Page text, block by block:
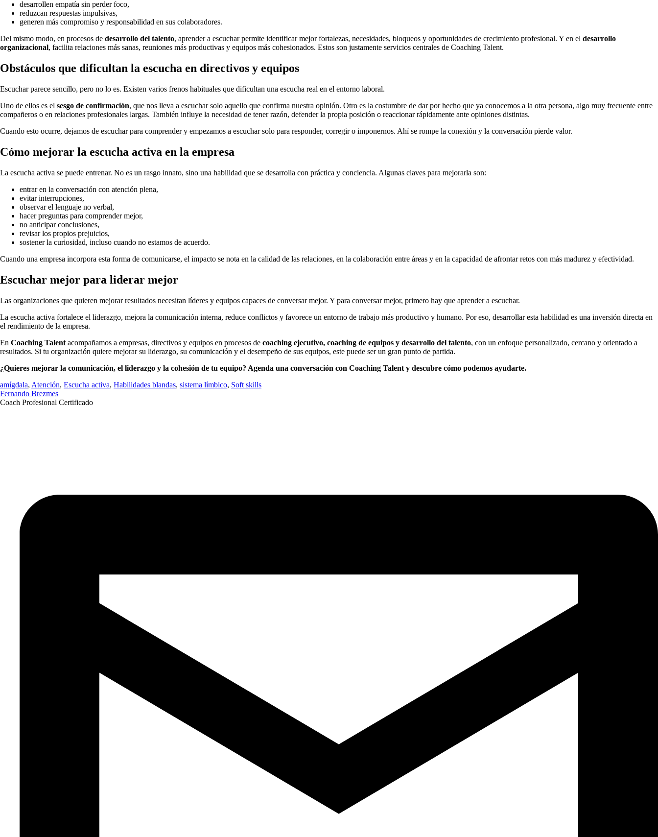
desarrollen empatía sin perder foco,
reduzcan respuestas impulsivas,
generen más compromiso y responsabilidad en sus colaboradores.
Del mismo modo, en procesos de desarrollo del talento, aprender a escuchar permite identificar mejor fortalezas, necesidades, bloqueos y oportunidades de crecimiento profesional. Y en el desarrollo
organizacional, facilita relaciones más sanas, reuniones más productivas y equipos más cohesionados. Estos son justamente servicios centrales de Coaching Talent.
Obstáculos que dificultan la escucha en directivos y equipos
Escuchar parece sencillo, pero no lo es. Existen varios frenos habituales que dificultan una escucha real en el entorno laboral.
Uno de ellos es el sesgo de confirmación, que nos lleva a escuchar solo aquello que confirma nuestra opinión. Otro es la costumbre de dar por hecho que ya conocemos a la otra persona, algo muy frecuente entre
compañeros o en relaciones profesionales largas. También influye la necesidad de tener razón, defender la propia posición o reaccionar rápidamente ante opiniones distintas.
Cuando esto ocurre, dejamos de escuchar para comprender y empezamos a escuchar solo para responder, corregir o imponernos. Ahí se rompe la conexión y la conversación pierde valor.
Cómo mejorar la escucha activa en la empresa
La escucha activa se puede entrenar. No es un rasgo innato, sino una habilidad que se desarrolla con práctica y conciencia. Algunas claves para mejorarla son:
entrar en la conversación con atención plena,
evitar interrupciones,
observar el lenguaje no verbal,
hacer preguntas para comprender mejor,
no anticipar conclusiones,
revisar los propios prejuicios,
sostener la curiosidad, incluso cuando no estamos de acuerdo.
Cuando una empresa incorpora esta forma de comunicarse, el impacto se nota en la calidad de las relaciones, en la colaboración entre áreas y en la capacidad de afrontar retos con más madurez y efectividad.
Escuchar mejor para liderar mejor
Las organizaciones que quieren mejorar resultados necesitan líderes y equipos capaces de conversar mejor. Y para conversar mejor, primero hay que aprender a escuchar.
La escucha activa fortalece el liderazgo, mejora la comunicación interna, reduce conflictos y favorece un entorno de trabajo más productivo y humano. Por eso, desarrollar esta habilidad es una inversión directa en
el rendimiento de la empresa.
En Coaching Talent acompañamos a empresas, directivos y equipos en procesos de coaching ejecutivo, coaching de equipos y desarrollo del talento, con un enfoque personalizado, cercano y orientado a
resultados. Si tu organización quiere mejorar su liderazgo, su comunicación y el desempeño de sus equipos, este puede ser un gran punto de partida.
¿Quieres mejorar la comunicación, el liderazgo y la cohesión de tu equipo? Agenda una conversación con Coaching Talent y descubre cómo podemos ayudarte.
amígdala, Atención, Escucha activa, Habilidades blandas, sistema límbico, Soft skills
Fernando Brezmes
Coach Profesional Certificado